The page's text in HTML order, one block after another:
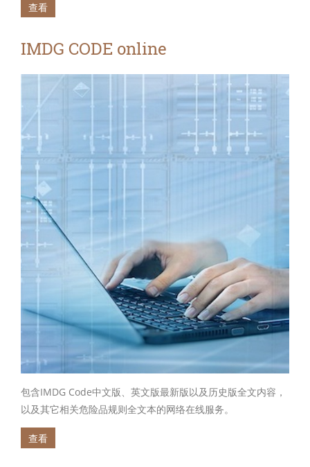
查看
IMDG CODE online
包含IMDG Code中文版、英文版最新版以及历史版全文内容，
以及其它相关危险品规则全文本的网络在线服务。
查看